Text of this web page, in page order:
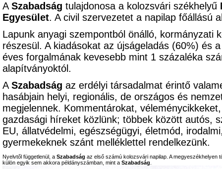
A Szabadság tulajdonosa a kolozsvári székhelyű
Egyesület. A civil szervezetet a napilap főállású
Lapunk anyagi szempontból önálló, kormányzati
részesül. A kiadásokat az újságeladás (60%) és
éves forgalmának kevesebb mint 1 százaléka
alapítványoktól.
A Szabadság az erdélyi társadalmat érintő
hasábjain helyi, regionális, de országos és
megjelennek. Kommentárokat,
gazdasági híreket közlünk; többek között autós,
EU, állatvédelmi, egészségügyi, életmód,
gyermekeknek szánt melléklettel rendelkezünk.
Nyelvtől függetlenül, a Szabadság az első számú kolozsvári napilap. A megyeszékhelyen
külön egyik sem akkora példányszámban, mint a Szabadság